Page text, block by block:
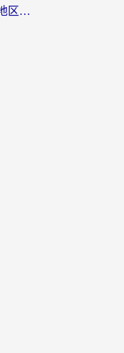
海外党追剧必备：手机解除地区限制app怎么选？解决央视视频&国内剧地区限制全指南